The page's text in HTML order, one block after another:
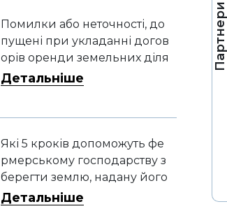
Партнери
Помилки або неточності, до
пущені при укладанні догов
орів оренди земельних діля
нок, можуть стати причино
Детальніше
Які 5 кроків допоможуть фе
рмерському господарству з
берегти землю, надану його
засновнику в довічне корис
Детальніше